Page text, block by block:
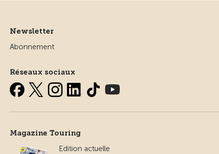
Newsletter
Abonnement
Réseaux sociaux
Magazine Touring
Edition actuelle